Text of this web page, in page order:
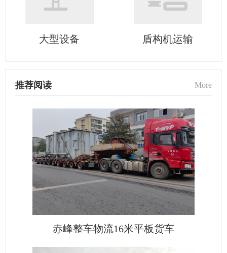
大型设备 盾构机运输
推荐阅读 More
赤峰整车物流16米平板货车